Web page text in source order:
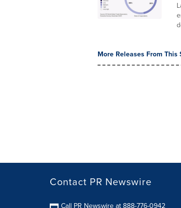
More Releases From This
Contact PR Newswire
Call PR Newswire at 888-776-0942